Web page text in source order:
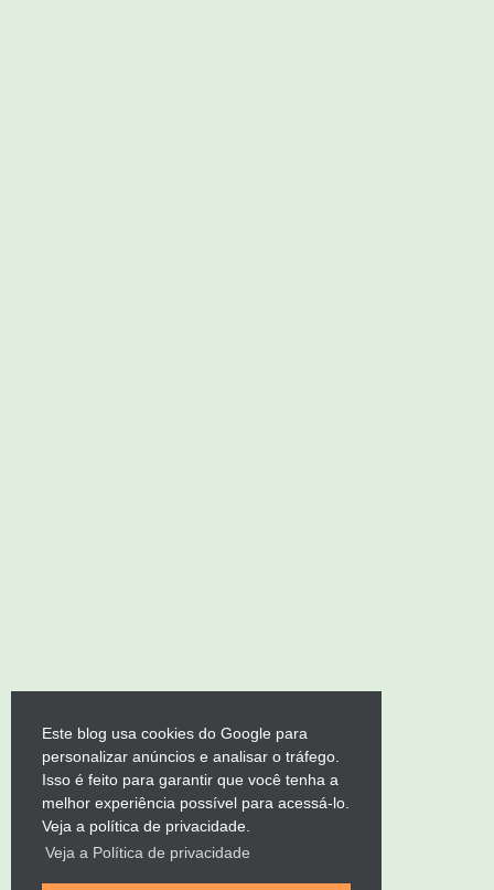
Este blog usa cookies do Google para
personalizar anúncios e analisar o tráfego.
Isso é feito para garantir que você tenha a
melhor experiência possível para acessá-lo.
Veja a política de privacidade.
Veja a Política de privacidade